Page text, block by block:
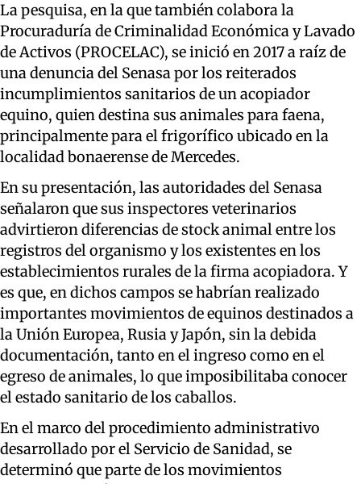
La pesquisa, en la que también colabora la
Procuraduría de Criminalidad Económica y Lavado
de Activos (PROCELAC), se inició en 2017 a raíz de
una denuncia del Senasa por los reiterados
incumplimientos sanitarios de un acopiador
equino, quien destina sus animales para faena,
principalmente para el frigorífico ubicado en la
localidad bonaerense de Mercedes.
En su presentación, las autoridades del Senasa
señalaron que sus inspectores veterinarios
advirtieron diferencias de stock animal entre los
registros del organismo y los existentes en los
establecimientos rurales de la firma acopiadora. Y
es que, en dichos campos se habrían realizado
importantes movimientos de equinos destinados a
la Unión Europea, Rusia y Japón, sin la debida
documentación, tanto en el ingreso como en el
egreso de animales, lo que imposibilitaba conocer
el estado sanitario de los caballos.
En el marco del procedimiento administrativo
desarrollado por el Servicio de Sanidad, se
determinó que parte de los movimientos